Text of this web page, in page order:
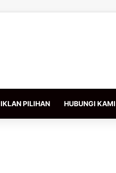
IKLAN PILIHAN HUBUNGI KAMI